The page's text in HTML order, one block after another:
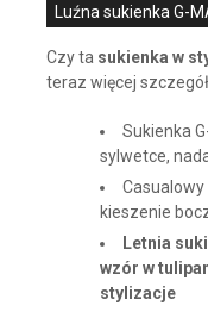
Luźna sukienka G-
Czy ta sukienka w
teraz więcej
Sukienka
sylwetce,
kieszenie
Letnia
wzór w
stylizacje